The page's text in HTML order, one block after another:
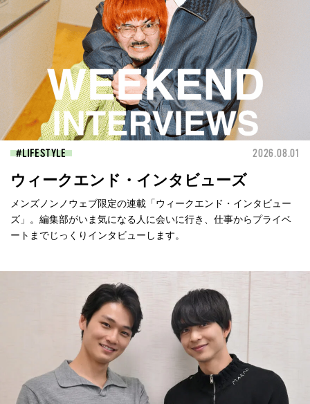
LIFESTYLE 2026.08.01
ウィークエンド・インタビューズ
メンズノンノウェブ限定の連載「ウィークエンド・インタビュー
ズ」。編集部がいま気になる人に会いに行き、仕事からプライベ
ートまでじっくりインタビューします。